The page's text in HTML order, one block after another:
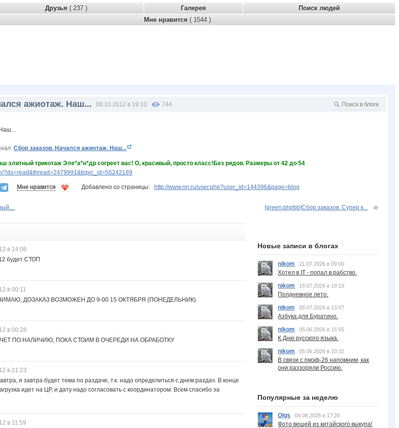
Друзья ( 237 ) Галерея
Поиск людей
Мне нравится ( 1544 )
ажиотаж. Наш... 08.10.2012 в 19:10 744
Сбор заказов. Начался ажиотаж. Наш...
элитный трикотаж Эле*а*н*др согреет вас! О, красивый, просто класс!Без рядов. Размеры от 42 до 54
?do=read&thread=2479991&topic_id=56242189
Мне нравится Добавлено со страницы: http://www.nn.ru/user.php?user_id=144396&page=blog
[green:phpbb]Сбор заказов. Супер к...
в 14:06
будет СТОП
в 00:11
ДОЗАКАЗ ВОЗМОЖЕН ДО 9-00 15 ОКТЯБРЯ (ПОНЕДЕЛЬНИК).
в 00:28
ПО НАЛИЧИЮ, ПОКА СТОИМ В ОЧЕРЕДИ НА ОБРАБОТКУ
в 21:23
и завтра будет тема по раздаче, т.к. надо определиться с днем раздач. В конце
идет на ЦР, и дату надо согласовать с координатором. Всем спасибо за
в 11:59
Новые записи в блогах
nikom 21.07.2026 в 09:00
Хотел в IT - попал в рабство.
nikom
18.07.2026 в 19:19
Полдневное лето.
nikom
08.07.2026 в 13:07
Азбука для Буратино.
nikom
05.06.2026 в 15:55
К Дню русского языка.
nikom
05.06.2026 в 10:32
В связи с пмэф-26 напомним, как
они раззоряли Россию.
Популярные за неделю
Olgs 04.08.2026 в 17:28
Фото вещей из китайского выкупа!